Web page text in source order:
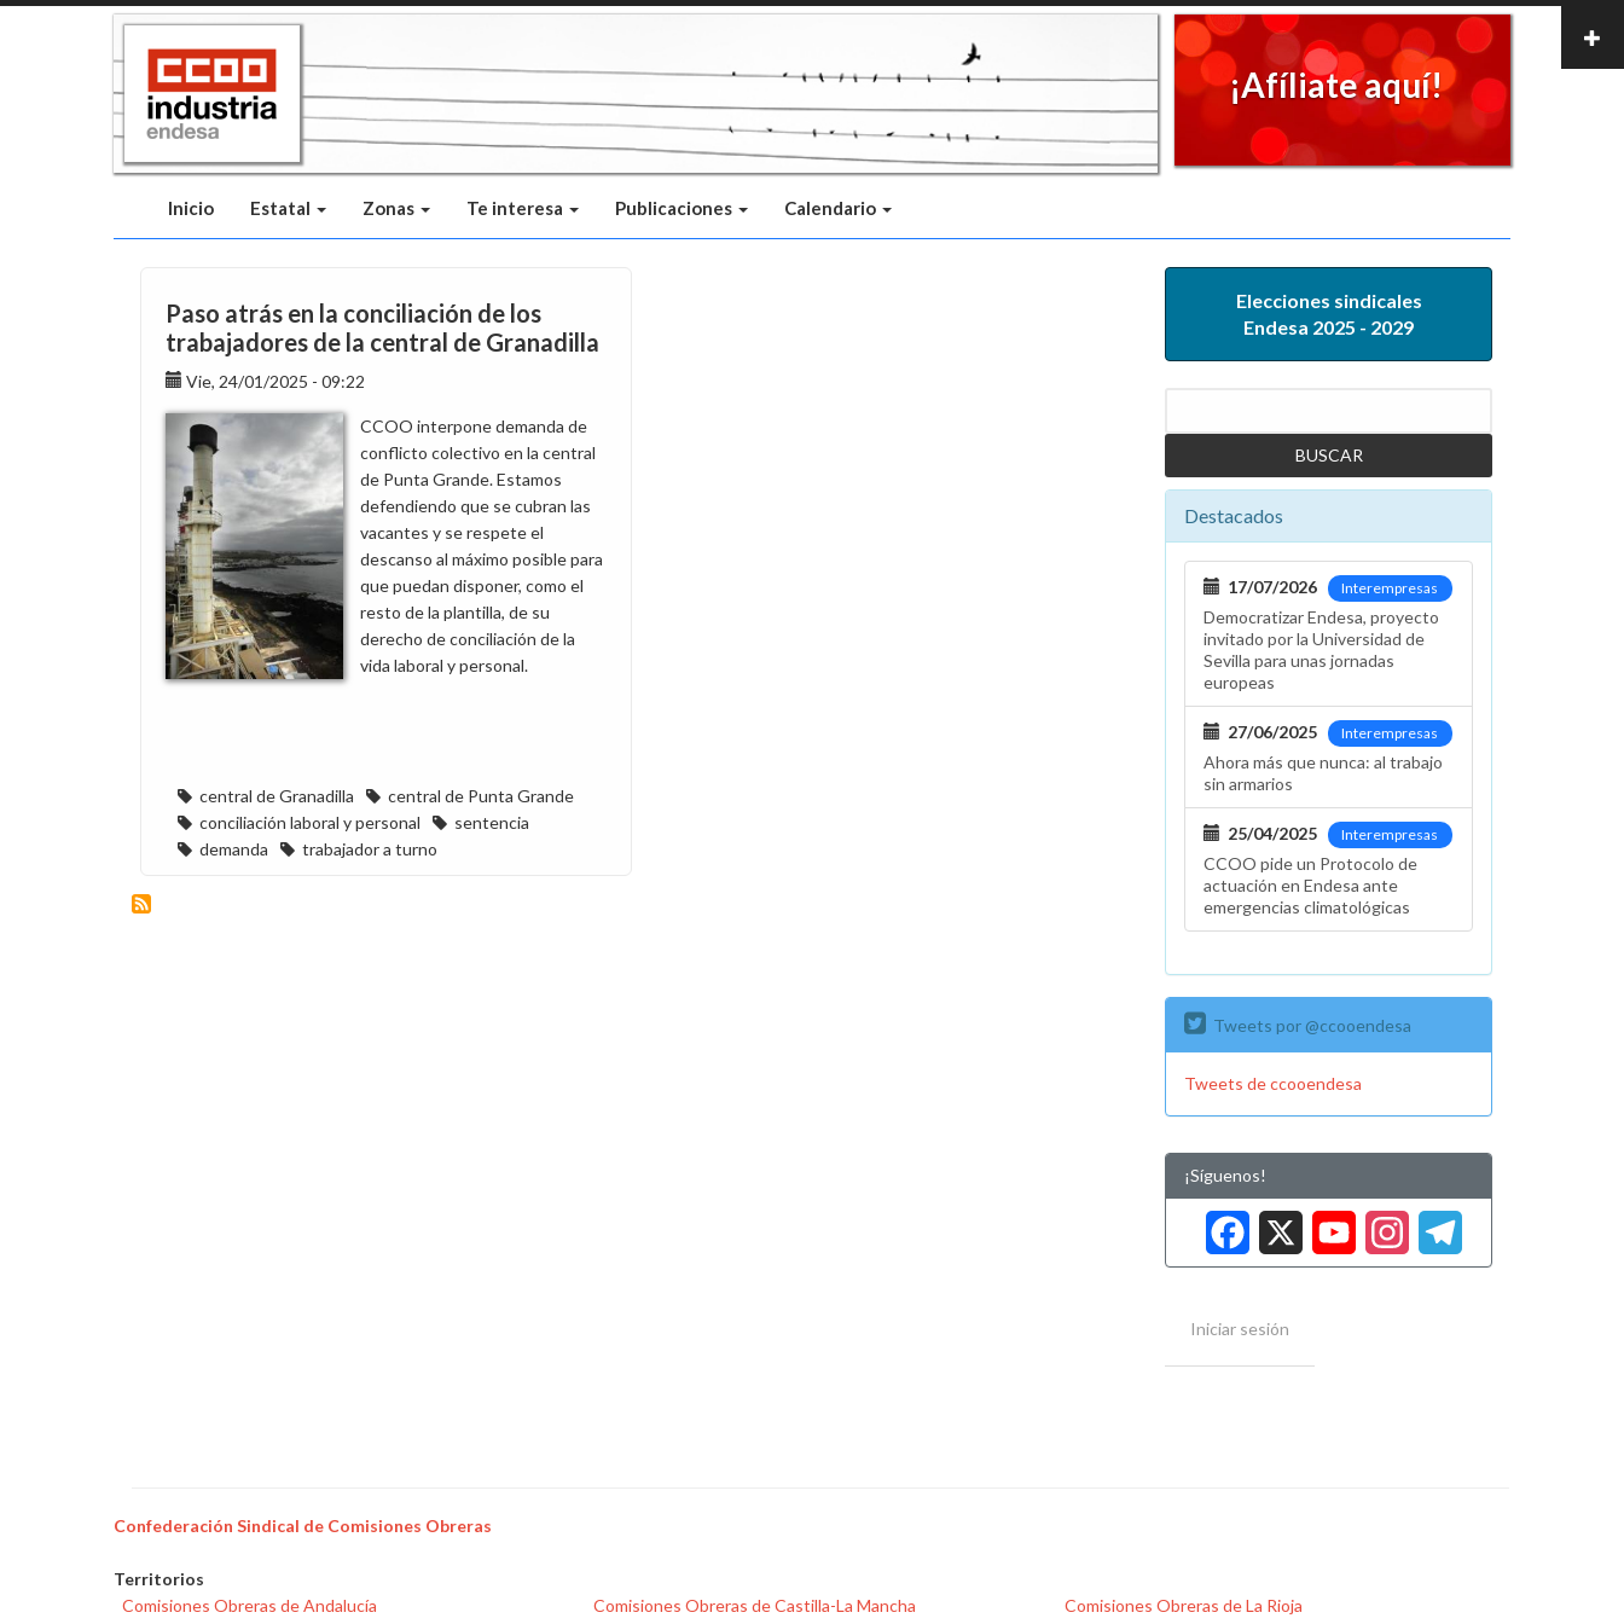
¡Afíliate aquí!
Inicio Estatal Zonas Te interesa Publicaciones Calendario
Paso atrás en la conciliación de los
trabajadores de la central de Granadilla
Vie, 24/01/2025 - 09:22
CCOO interpone demanda de
conflicto colectivo en la central
de Punta Grande. Estamos
defendiendo que se cubran las
vacantes y se respete el
descanso al máximo posible para
que puedan disponer, como el
resto de la plantilla, de su
derecho de conciliación de la
vida laboral y personal.
central de Granadilla
central de Punta Grande
conciliación laboral y personal
sentencia
demanda
trabajador a turno
Elecciones sindicales
Endesa 2025 - 2029
Destacados
Interempresas
17/07/2026
Democratizar Endesa, proyecto
invitado por la Universidad de
Sevilla para unas jornadas
europeas
Interempresas
27/06/2025
Ahora más que nunca: al trabajo
sin armarios
Interempresas
25/04/2025
CCOO pide un Protocolo de
actuación en Endesa ante
emergencias climatológicas
Tweets por @ccooendesa
Tweets de ccooendesa
¡Síguenos!
Facebook
XYouTube
Iniciar sesión
Confederación Sindical de Comisiones Obreras
Territorios
Comisiones Obreras de Andalucía
Comisiones Obreras de Castilla-La Mancha
Comisiones Obreras de La Rioja